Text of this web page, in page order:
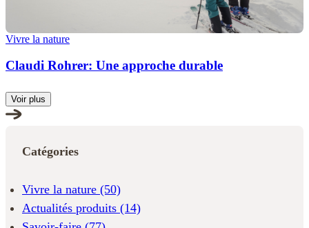
Vivre la nature
Claudi Rohrer: Une approche durable
Voir plus
Catégories
Vivre la nature (50)
Actualités produits (14)